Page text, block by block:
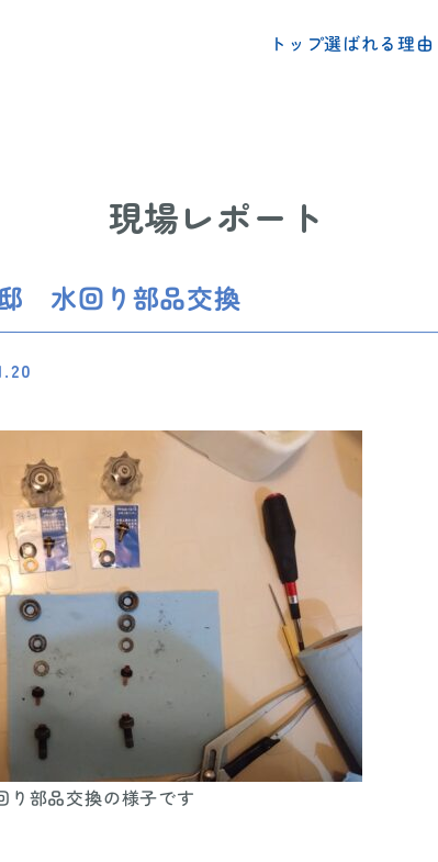
トップ選ばれる理由
現場レポート
水回り部品交換
部品交換の様子です